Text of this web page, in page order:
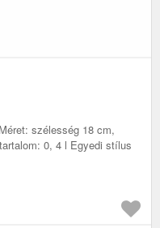
szélesség 18 cm,
0, 4 l Egyedi stílus